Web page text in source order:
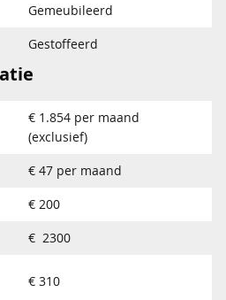
Gemeubileerd
Gestoffeerd
€ 1.854 per maand
(exclusief)
€ 47 per maand
€ 200
€ 2300
€ 310